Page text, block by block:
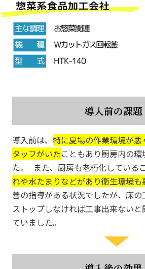
導入前の課題
導入前は、 特に夏場の作業環境が
タッフがいたこともあり厨房内の
た。 また、厨房も老朽化している
れや水たまりなどがあり衛生環境も
善の指導がある状況でしたが、床
ストップしなければ工事出来ない
ていました。